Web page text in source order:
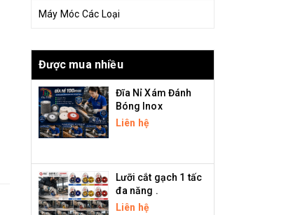
Máy Móc Các Loại
Được mua nhiều
Đĩa Nỉ Xám Đánh
Bóng Inox
Liên hệ
Lưỡi cắt gạch 1 tấc
đa năng .
Liên hệ